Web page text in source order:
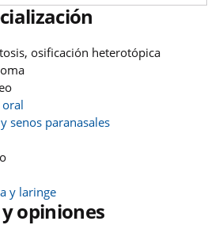
osificación heterotópica
oral
senos paranasales
y laringe
opiniones